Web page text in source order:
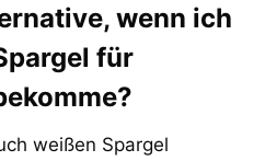
wenn ich
für
weißen Spargel